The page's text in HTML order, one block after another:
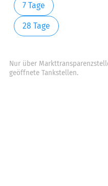
7 Tage
28 Tage
Nur über
geöffnete Tankstellen.